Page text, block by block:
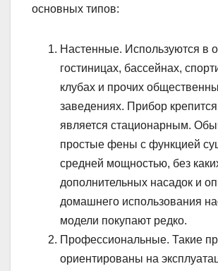
основных типов:
Настенные. Используются в
гостиницах, бассейнах,
клубах и прочих
заведениях. Прибор крепится
является стационарным.
простые фены с функцией
средней мощностью, без
дополнительных насадок и
домашнего использования
модели покупают редко.
Профессиональные. Такие
ориентированы на